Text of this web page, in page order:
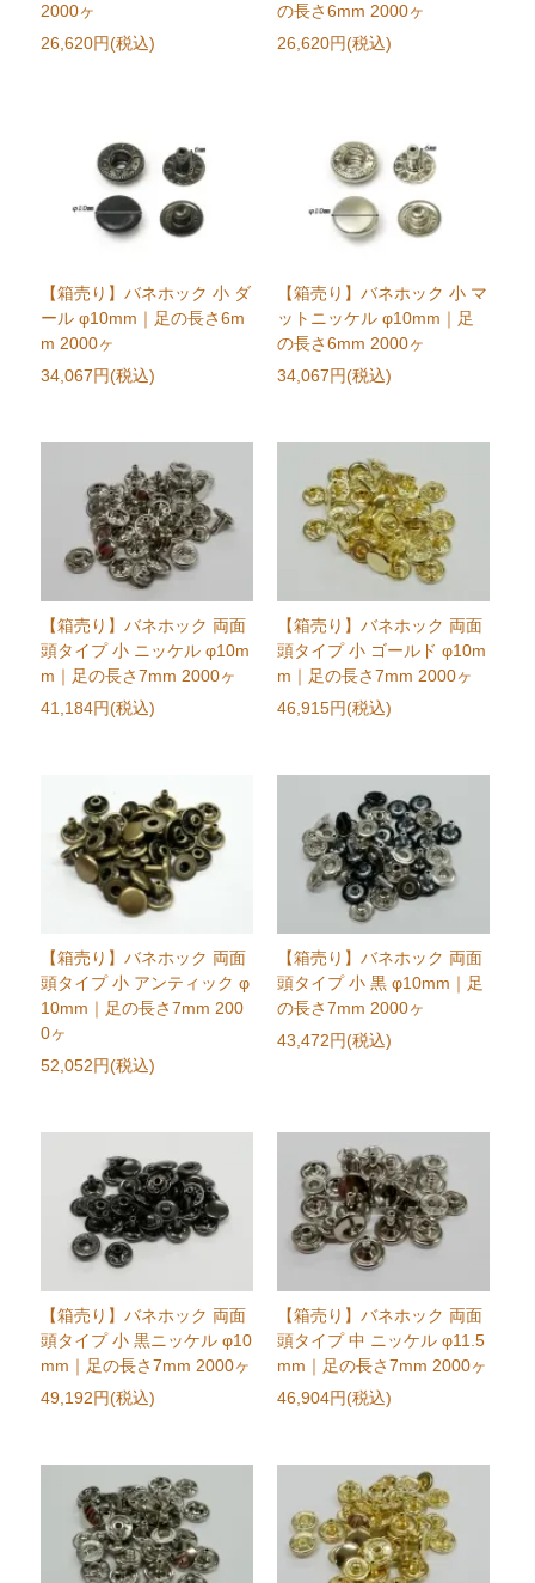
2000ヶ
26,620円(税込)
の長さ6mm 2000ヶ
26,620円(税込)
【箱売り】バネホック 小 ダ
ール φ10mm｜足の長さ6m
m 2000ヶ
34,067円(税込)
【箱売り】バネホック 小 マ
ットニッケル φ10mm｜足
の長さ6mm 2000ヶ
34,067円(税込)
【箱売り】バネホック 両面
頭タイプ 小 ニッケル φ10m
m｜足の長さ7mm 2000ヶ
41,184円(税込)
【箱売り】バネホック 両面
頭タイプ 小 ゴールド φ10m
m｜足の長さ7mm 2000ヶ
46,915円(税込)
【箱売り】バネホック 両面
頭タイプ 小 アンティック φ
10mm｜足の長さ7mm 200
0ヶ
52,052円(税込)
【箱売り】バネホック 両面
頭タイプ 小 黒 φ10mm｜足
の長さ7mm 2000ヶ
43,472円(税込)
【箱売り】バネホック 両面
頭タイプ 小 黒ニッケル φ10
mm｜足の長さ7mm 2000ヶ
49,192円(税込)
【箱売り】バネホック 両面
頭タイプ 中 ニッケル φ11.5
mm｜足の長さ7mm 2000ヶ
46,904円(税込)